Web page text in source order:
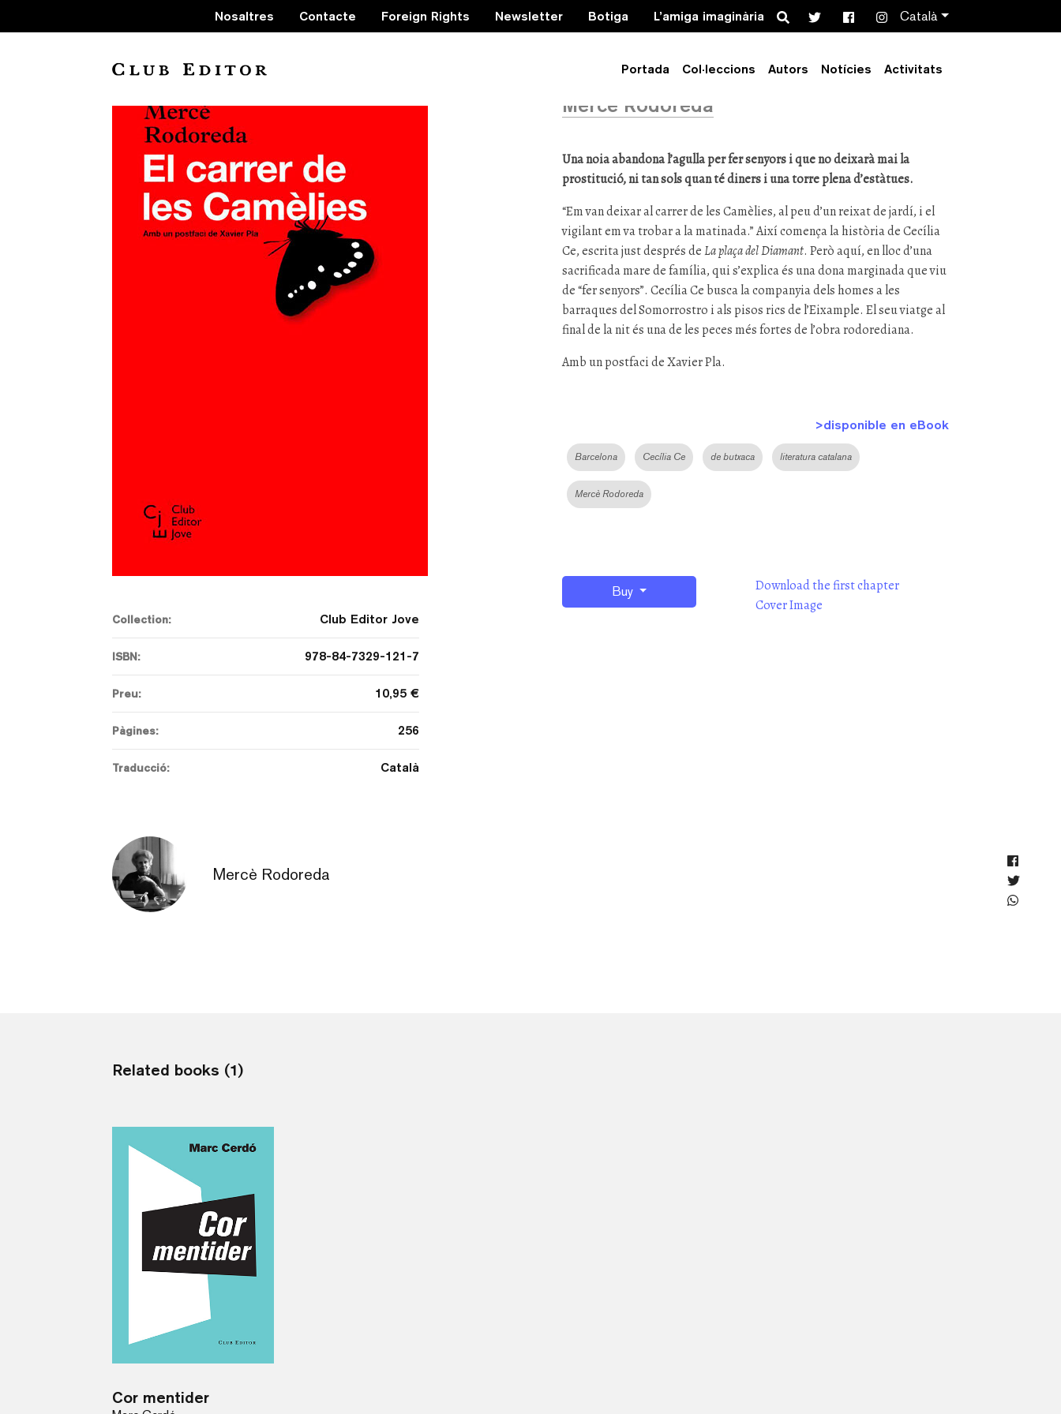
Nosaltres Contacte Foreign Rights Newsletter Botiga L’amiga imaginària Search Català
Portada Col·leccions Autors Notícies Activitats
Collection: Club Editor Jove
ISBN: 978-84-7329-121-7
Preu: 10,95 €
Pàgines: 256
Traducció: Català
Mercè Rodoreda
El carrer de les Camèlies
Mercè Rodoreda
Una noia abandona l’agulla per fer senyors i que no deixarà mai la
prostitució, ni tan sols quan té diners i una torre plena d’estàtues.
“Em van deixar al carrer de les Camèlies, al peu d’un reixat de jardí, i el
vigilant em va trobar a la matinada.” Així comença la història de Cecília
Ce, escrita just després deLa plaça del Diamant. Però aquí, en lloc d’una
sacrificada mare de família, qui s’explica és una dona marginada que viu
de “fer senyors”. Cecília Ce busca la companyia dels homes a les
barraques del Somorrostro i als pisos rics de l’Eixample. El seu viatge al
final de la nit és una de les peces més fortes de l’obra rodorediana.
Amb un postfaci de Xavier Pla.
>disponible en eBook
Barcelona Cecília Ce de butxaca literatura catalana
Mercè Rodoreda
Buy
Download the first chapter
Cover Image
Related books (1)
Cor mentider